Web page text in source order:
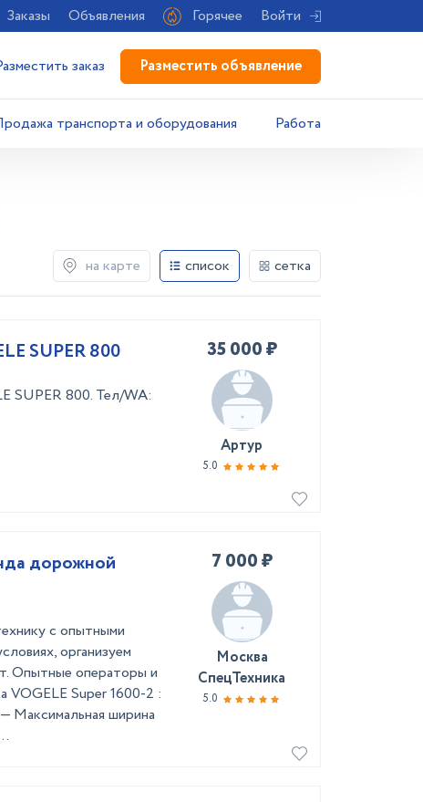
Заказы Объявления Горячее Войти
заказ Разместить объявление
транспорта и оборудования Работа
на карте список сетка
SUPER 800
SUPER 800. Тел/WA:
35 000 ₽
Артур
5.0
дорожной
с опытными
организуем
Опытные операторы и
VOGELE Super 1600-2 :
Максимальная ширина
7 000 ₽
Москва
СпецТехника
5.0